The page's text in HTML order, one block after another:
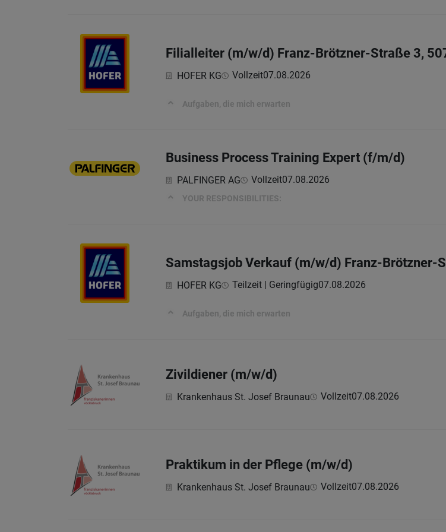
Filialleiter (m/w/d) Franz-Brötzner-Straße 3,
HOFER KG Vollzeit07.08.2026
Aufgaben, die mich erwarten
Business Process Training Expert (f/m/d)
PALFINGER AG Vollzeit07.08.2026
YOUR RESPONSIBILITIES:
Samstagsjob Verkauf (m/w/d) Franz-Brötzner-
HOFER KG Teilzeit | Geringfügig07.08.2026
Aufgaben, die mich erwarten
Zivildiener (m/w/d)
Krankenhaus St. Josef Braunau Vollzeit07.08.2026
Praktikum in der Pflege (m/w/d)
Krankenhaus St. Josef Braunau Vollzeit07.08.2026